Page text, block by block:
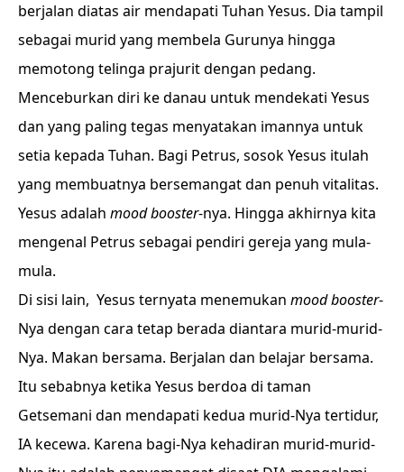
berjalan diatas air mendapati Tuhan Yesus. Dia tampil
sebagai murid yang membela Gurunya hingga
memotong telinga prajurit dengan pedang.
Menceburkan diri ke danau untuk mendekati Yesus
dan yang paling tegas menyatakan imannya untuk
setia kepada Tuhan. Bagi Petrus, sosok Yesus itulah
yang membuatnya bersemangat dan penuh vitalitas.
Yesus adalah mood booster-nya. Hingga akhirnya kita
mengenal Petrus sebagai pendiri gereja yang mula-
mula.
Di sisi lain, Yesus ternyata menemukan mood booster-
Nya dengan cara tetap berada diantara murid-murid-
Nya. Makan bersama. Berjalan dan belajar bersama.
Itu sebabnya ketika Yesus berdoa di taman
Getsemani dan mendapati kedua murid-Nya tertidur,
IA kecewa. Karena bagi-Nya kehadiran murid-murid-